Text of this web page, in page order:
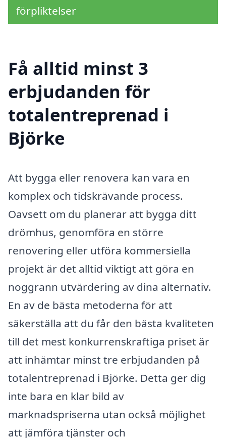
förpliktelser
Få alltid minst 3
erbjudanden för
totalentreprenad i
Björke
Att bygga eller renovera kan vara en
komplex och tidskrävande process.
Oavsett om du planerar att bygga ditt
drömhus, genomföra en större
renovering eller utföra kommersiella
projekt är det alltid viktigt att göra en
noggrann utvärdering av dina alternativ.
En av de bästa metoderna för att
säkerställa att du får den bästa kvaliteten
till det mest konkurrenskraftiga priset är
att inhämtar minst tre erbjudanden på
totalentreprenad i Björke. Detta ger dig
inte bara en klar bild av
marknadspriserna utan också möjlighet
att jämföra tjänster och